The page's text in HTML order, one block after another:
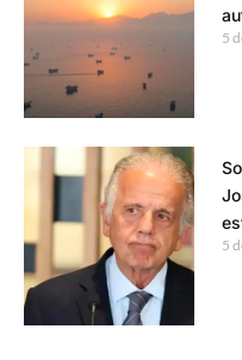
5
5